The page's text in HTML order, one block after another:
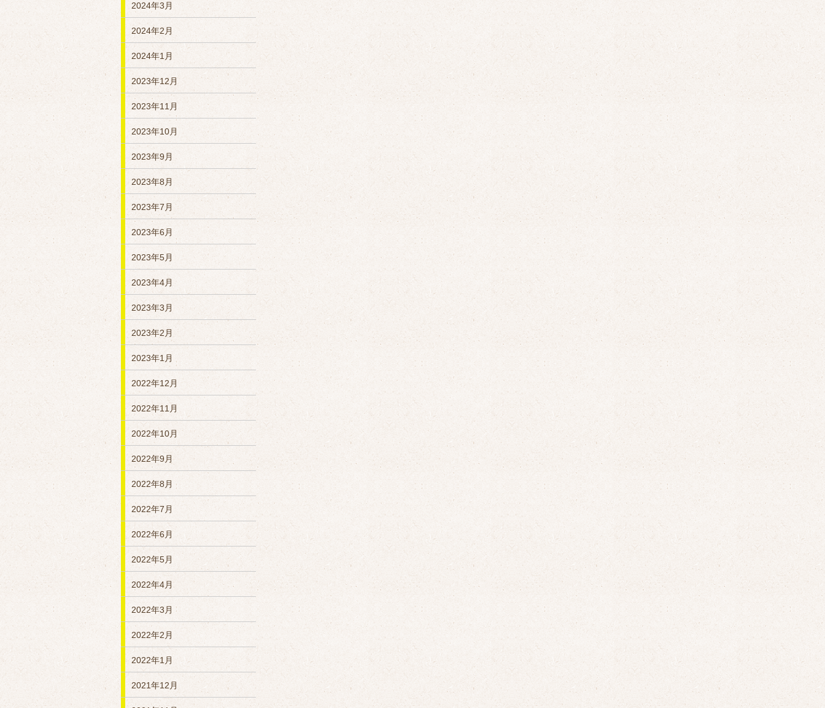
2024年3月
2024年2月
2024年1月
2023年12月
2023年11月
2023年10月
2023年9月
2023年8月
2023年7月
2023年6月
2023年5月
2023年4月
2023年3月
2023年2月
2023年1月
2022年12月
2022年11月
2022年10月
2022年9月
2022年8月
2022年7月
2022年6月
2022年5月
2022年4月
2022年3月
2022年2月
2022年1月
2021年12月